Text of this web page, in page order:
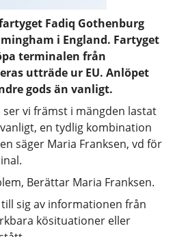
Fadiq Gothenburg
i England. Fartyget
terminalen från
utträde ur EU. Anlöpet
gods än vanligt.
vi främst i mängden lastat
en tydlig kombination
säger Maria Franksen, vd för
Berättar Maria Franksen.
sig av informationen från
kösituationer eller